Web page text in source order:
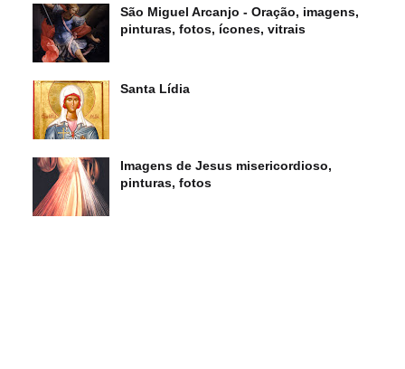
São Miguel Arcanjo - Oração, imagens,
pinturas, fotos, ícones, vitrais
Santa Lídia
Imagens de Jesus misericordioso,
pinturas, fotos